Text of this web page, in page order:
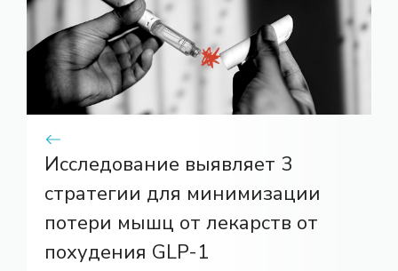
Исследование выявляет 3
стратегии для минимизации
потери мышц от лекарств от
похудения GLP-1